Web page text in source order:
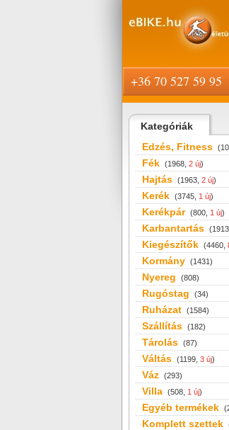
Kategóriák
Edzés, Fitness
Fék (1968, 2 új)
Hajtás (1963, 2 új)
Kerék (3745, 1 új)
Kerékpár (800, 1 új)
Karbantartás (1913,
Kiegészítők (4460,
Kormány (1431)
Nyereg (808)
Rugóstag (34)
Ruházat (1584)
Szállítás (182)
Tárolás (87)
Váltás (1199, 3 új)
Váz (293)
Villa (508, 1 új)
Egyéb termékek
Komplett szettek
+36 70 527 59 95